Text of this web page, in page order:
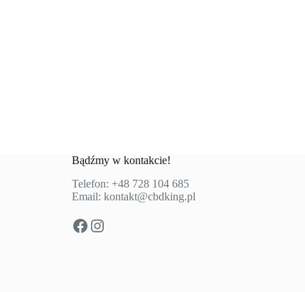
Bądźmy w kontakcie!
Telefon: +48 728 104 685
Email: kontakt@cbdking.pl
Facebook
Instagram